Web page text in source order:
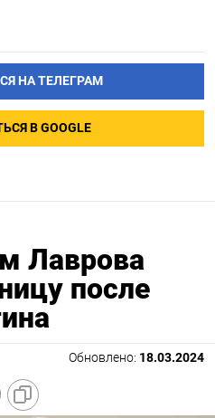
НА ТЕЛЕГРАМ
В GOOGLE
Лаврова
после
Обновлено: 18.03.2024